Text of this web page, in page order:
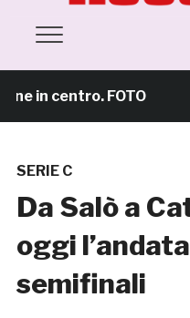
in centro. FOTO 5
SERIE C
Da Salò a
oggi
semifinali